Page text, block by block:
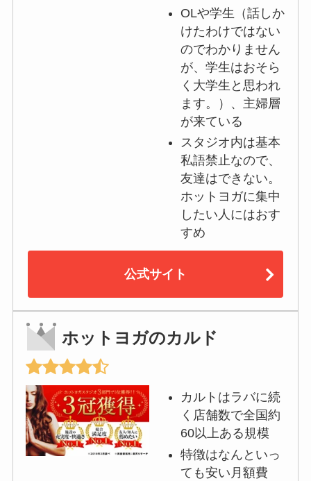
OLや学生（話しか
けたわけではない
のでわかりません
が、学生はおそら
く大学生と思われ
ます。）、主婦層
が来ている
スタジオ内は基本
私語禁止なので、
友達はできない。
ホットヨガに集中
したい人にはおす
すめ
公式サイト
ホットヨガのカルド
カルトはラバに続
く店舗数で全国約
60以上ある規模
特徴はなんといっ
ても安い月額費